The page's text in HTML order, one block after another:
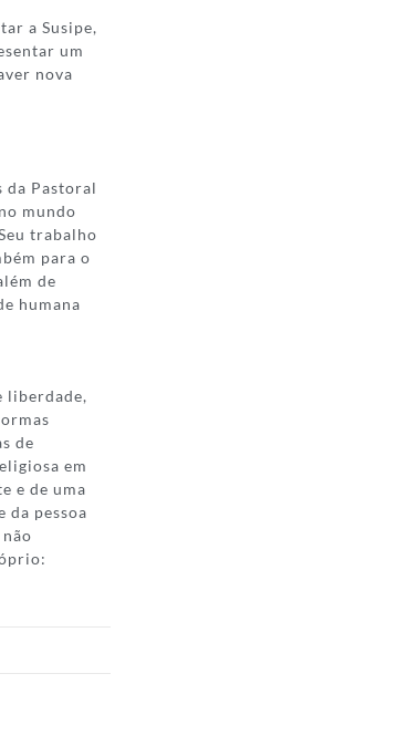
a Susipe,
um
nova
da Pastoral
mundo
trabalho
para o
de
humana
liberdade,
de
em
e de uma
da pessoa